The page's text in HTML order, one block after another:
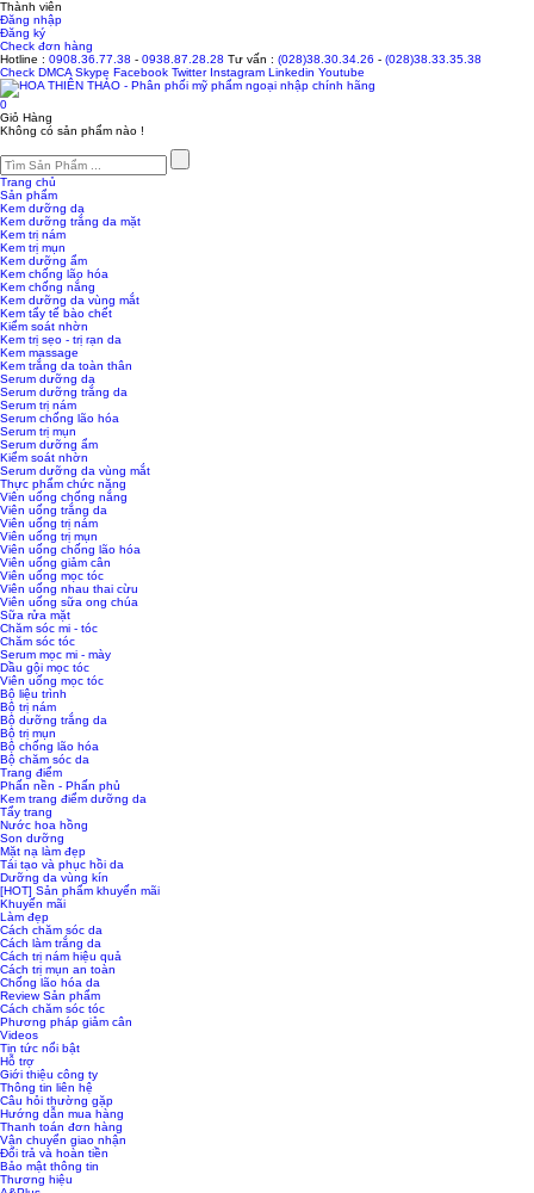
Thành viên
Đăng nhập
Đăng ký
Check đơn hàng
Hotline : 0908.36.77.38 - 0938.87.28.28 Tư vấn : (028)38.30.34.26 - (028)38.33.35.38
Check DMCA Skype Facebook Twitter Instagram Linkedin Youtube
0
Giỏ Hàng
Không có sản phẩm nào !
Trang chủ
Sản phẩm
Kem dưỡng da
Kem dưỡng trắng da mặt
Kem trị nám
Kem trị mụn
Kem dưỡng ẩm
Kem chống lão hóa
Kem chống nắng
Kem dưỡng da vùng mắt
Kem tẩy tế bào chết
Kiểm soát nhờn
Kem trị sẹo - trị rạn da
Kem massage
Kem trắng da toàn thân
Serum dưỡng da
Serum dưỡng trắng da
Serum trị nám
Serum chống lão hóa
Serum trị mụn
Serum dưỡng ẩm
Kiểm soát nhờn
Serum dưỡng da vùng mắt
Thực phẩm chức năng
Viên uống chống nắng
Viên uống trắng da
Viên uống trị nám
Viên uống trị mụn
Viên uống chống lão hóa
Viên uống giảm cân
Viên uống mọc tóc
Viên uống nhau thai cừu
Viên uống sữa ong chúa
Sữa rửa mặt
Chăm sóc mi - tóc
Chăm sóc tóc
Serum mọc mi - mày
Dầu gội mọc tóc
Viên uống mọc tóc
Bộ liệu trình
Bộ trị nám
Bộ dưỡng trắng da
Bộ trị mụn
Bộ chống lão hóa
Bộ chăm sóc da
Trang điểm
Phấn nền - Phấn phủ
Kem trang điểm dưỡng da
Tẩy trang
Nước hoa hồng
Son dưỡng
Mặt nạ làm đẹp
Tái tạo và phục hồi da
Dưỡng da vùng kín
[HOT] Sản phẩm khuyến mãi
Khuyến mãi
Làm đẹp
Cách chăm sóc da
Cách làm trắng da
Cách trị nám hiệu quả
Cách trị mụn an toàn
Chống lão hóa da
Review Sản phẩm
Cách chăm sóc tóc
Phương pháp giảm cân
Videos
Tin tức nổi bật
Hỗ trợ
Giới thiệu công ty
Thông tin liên hệ
Câu hỏi thường gặp
Hướng dẫn mua hàng
Thanh toán đơn hàng
Vận chuyển giao nhận
Đổi trả và hoàn tiền
Bảo mật thông tin
Thương hiệu